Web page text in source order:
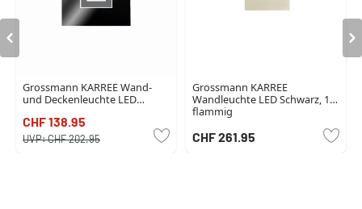
Grossmann KARREE Wand-
und Deckenleuchte LED
CHF 138.95
UVP:CHF 202.95
Grossmann KARREE
Wandleuchte LED Schwarz, 1-
flammig
CHF 261.95